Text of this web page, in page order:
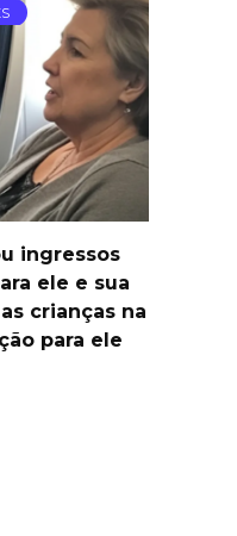
ingressos
ele e sua
crianças na
para ele